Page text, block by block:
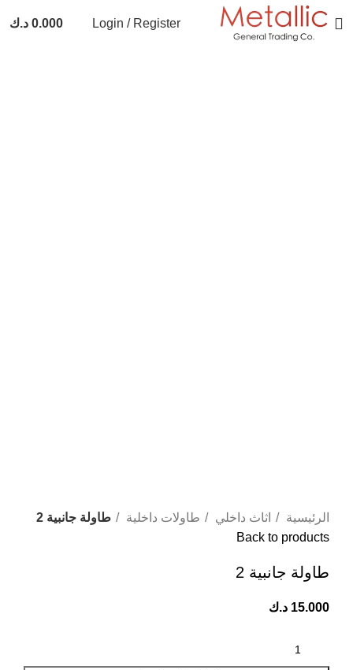
Login / Register
0.000 د.ك
الرئيسية
اثاث داخلي ⁠طاولات داخلية
طاولة جانبية 2
Back to products
طاولة جانبية 2
15.000 د.ك